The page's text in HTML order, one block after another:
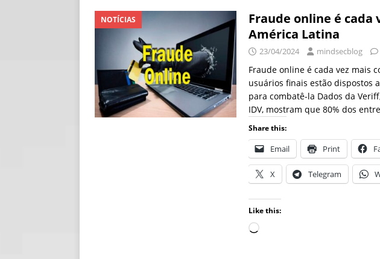
NOTÍCIAS
[ 06/08/2026 ]
NOTÍCIAS
[ 06/08/2026 ] Sem guardrails, a autonomia da IA
[ 06/08/2026 ]
IA eleva taxa de sucesso de
NOTÍCIAS
Fraude online é cada
América Latina
23/04/2024 mindsecblog
Fraude online é cada vez mais
usuários finais estão dispostos
para combatê-la Dados da
IDV, mostram que 80% dos
Share this:
Email Print
X Telegram
Like this: